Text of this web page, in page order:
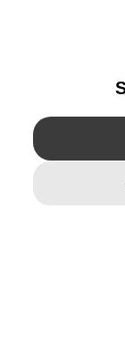
YouTube